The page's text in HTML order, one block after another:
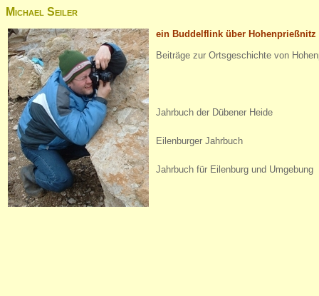
Michael Seiler
ein Buddelflink über Hohenprießnitz
Beiträge zur Ortsgeschichte von
Jahrbuch der Dübener Heide
Eilenburger Jahrbuch
Jahrbuch für Eilenburg und Umgebung